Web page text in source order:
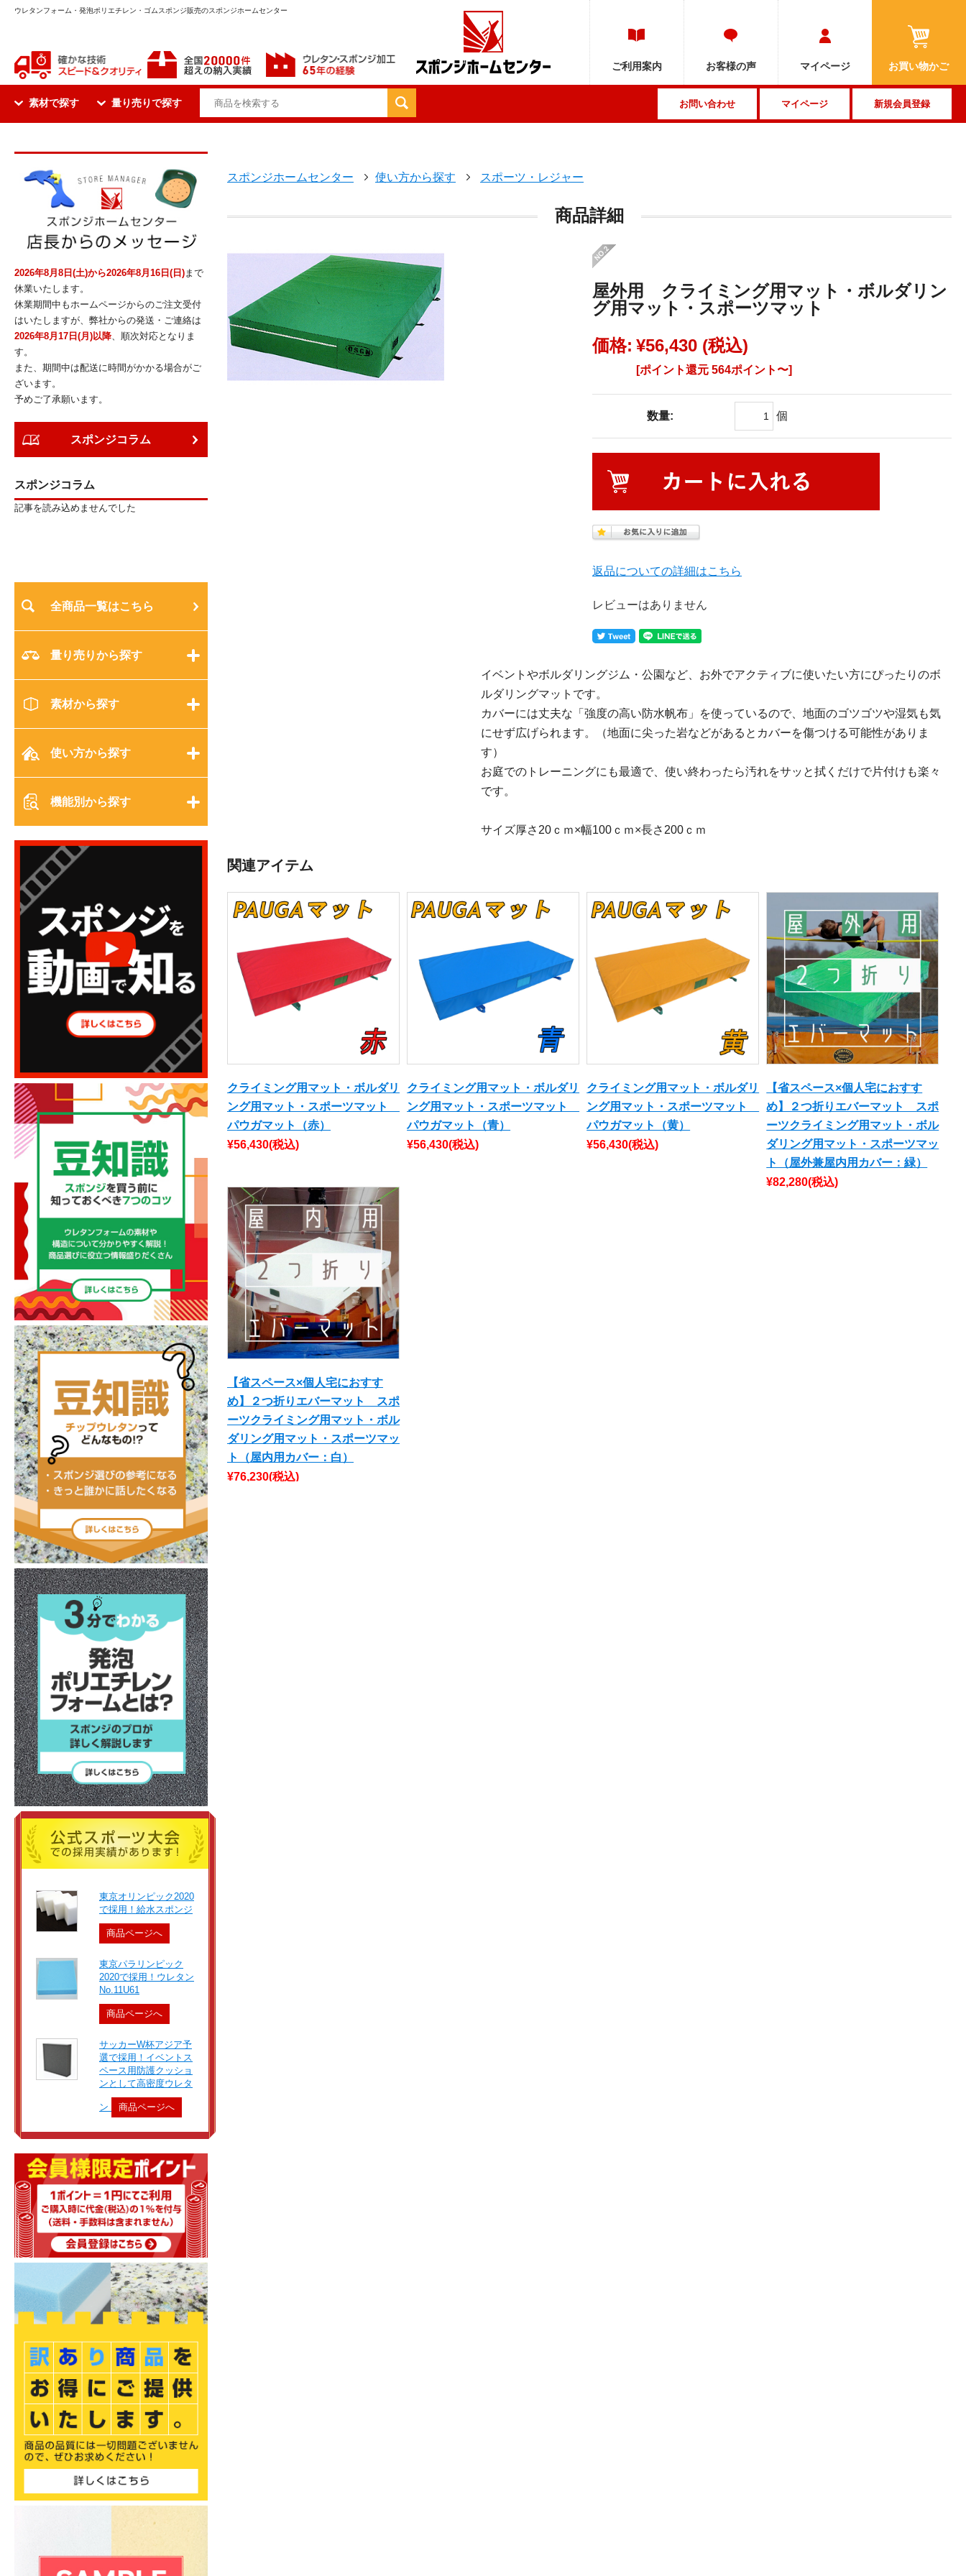
MENU
ウレタンフォーム・発泡ポリエチレン・ゴムスポンジ販売のスポンジホームセンター
お買い物かご
マイページ
お客様の声
ご利用案内
お問い合わせ マイページ 新規会員登録
素材で探す 量り売りで探す
スポンジホームセンター 使い方から探す スポーツ・レジャー
商品詳細
屋外用 クライミング用マット・ボルダリン
グ用マット・スポーツマット
価格: ¥56,430 (税込)
[ポイント還元 564ポイント〜]
数量: 個
返品についての詳細はこちら
レビューはありません
イベントやボルダリングジム・公園など、お外でアクティブに使いたい方にぴったりのボ
ルダリングマットです。
カバーには丈夫な「強度の高い防水帆布」を使っているので、地面のゴツゴツや湿気も気
にせず広げられます。（地面に尖った岩などがあるとカバーを傷つける可能性がありま
す）
お庭でのトレーニングにも最適で、使い終わったら汚れをサッと拭くだけで片付けも楽々
です。
サイズ厚さ20ｃｍ×幅100ｃｍ×長さ200ｃｍ
関連アイテム
クライミング用マット・ボルダリ
ング用マット・スポーツマット
パウガマット（赤）
¥56,430(税込)
クライミング用マット・ボルダリ
ング用マット・スポーツマット
パウガマット（青）
¥56,430(税込)
クライミング用マット・ボルダリ
ング用マット・スポーツマット
パウガマット（黄）
¥56,430(税込)
【省スペース×個人宅におすす
め】２つ折りエバーマット スポ
ーツクライミング用マット・ボル
ダリング用マット・スポーツマッ
ト（屋外兼屋内用カバー：緑）
¥82,280(税込)
【省スペース×個人宅におすす
め】２つ折りエバーマット スポ
ーツクライミング用マット・ボル
ダリング用マット・スポーツマッ
ト（屋内用カバー：白）
¥76,230(税込)
2026年8月8日(土)から2026年8月16日(日)まで
休業いたします。
休業期間中もホームページからのご注文受付
はいたしますが、弊社からの発送・ご連絡は
2026年8月17日(月)以降、順次対応となりま
す。
また、期間中は配送に時間がかかる場合がご
ざいます。
予めご了承願います。
スポンジコラム
スポンジコラム
記事を読み込めませんでした
全商品一覧はこちら
量り売りから探す
素材から探す
使い方から探す
機能別から探す
東京オリンピック2020
で採用！給水スポンジ
商品ページへ
東京パラリンピック
2020で採用！ウレタン
No.11U61
商品ページへ
サッカーW杯アジア予
選で採用！イベントス
ペース用防護クッショ
ンとして高密度ウレタ
ン 商品ページへ